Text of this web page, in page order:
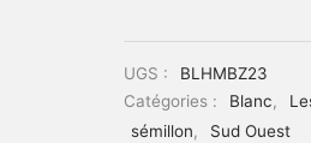
UGS :
BLHMBZ23
Catégories :
Blanc,
sémillon, Sud Ouest